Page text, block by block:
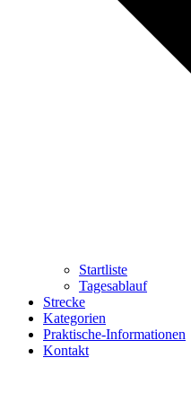
Startliste
Tagesablauf
Strecke
Kategorien
Praktische-Informationen
Kontakt